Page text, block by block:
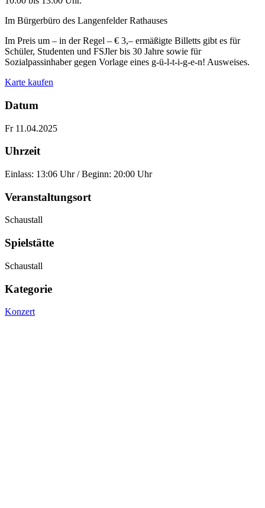
Im Bürgerbüro des Langenfelder Rathauses
Im Preis um – in der Regel – € 3,– ermäßigte Billetts gibt es für
Schüler, Studenten und FSJler bis 30 Jahre sowie für
Sozialpassinhaber gegen Vorlage eines g-ü-l-t-i-g-e-n! Ausweises.
Karte kaufen
Datum
Fr 11.04.2025
Uhrzeit
Einlass: 13:06 Uhr / Beginn: 20:00 Uhr
Veranstaltungsort
Schaustall
Spielstätte
Schaustall
Kategorie
Konzert